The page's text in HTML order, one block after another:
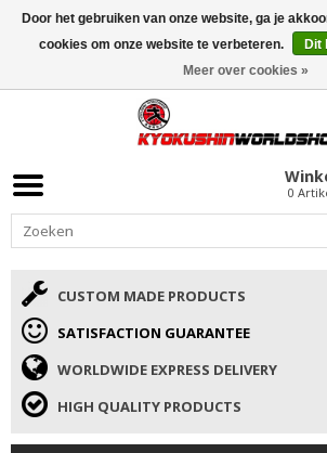
ISAMU SUMMER DEALS• 10% Korting +
0
CUSTOM MADE PRODUCTS
SATISFACTION GUARANTEE
WORLDWIDE EXPRESS DELIVERY
HIGH QUALITY PRODUCTS
Door het gebruiken van onze website, ga je
cookies om onze website te verbeteren.
Dit
Meer over cookies »